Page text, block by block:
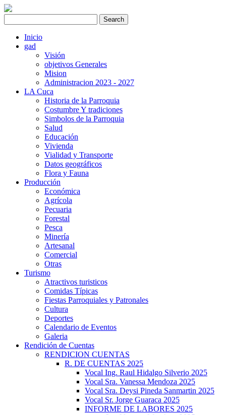
Inicio
gad
Visión
objetivos Generales
Mision
Administracion 2023 - 2027
LA Cuca
Historia de la Parroquia
Costumbre Y tradiciones
Simbolos de la Parroquia
Salud
Educación
Vivienda
Vialidad y Transporte
Datos geográficos
Flora y Fauna
Producción
Económica
Agrícola
Pecuaria
Forestal
Pesca
Minería
Artesanal
Comercial
Otras
Turismo
Atractivos turisticos
Comidas Típicas
Fiestas Parroquiales y Patronales
Cultura
Deportes
Calendario de Eventos
Galeria
Rendición de Cuentas
RENDICION CUENTAS
R. DE CUENTAS 2025
Vocal Ing. Raul Hidalgo Silverio 2025
Vocal Sra. Vanessa Mendoza 2025
Vocal Sra. Deysi Pineda Sanmartin 2025
Vocal Sr. Jorge Guaraca 2025
INFORME DE LABORES 2025